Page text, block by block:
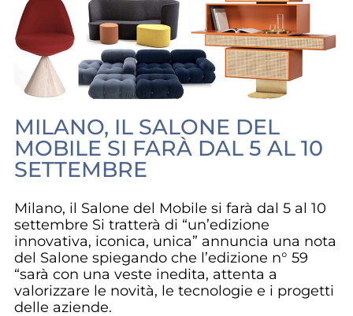
MILANO, IL SALONE DEL
MOBILE SI FARÀ DAL 5 AL 10
SETTEMBRE
Milano, il Salone del Mobile si farà dal 5 al 10
settembre Si tratterà di “un’edizione
innovativa, iconica, unica” annuncia una nota
del Salone spiegando che l’edizione n° 59
“sarà con una veste inedita, attenta a
valorizzare le novità, le tecnologie e i progetti
delle aziende.